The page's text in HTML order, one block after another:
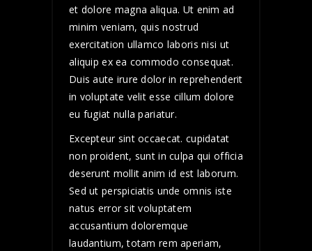
et dolore magna aliqua. Ut enim ad
minim veniam, quis nostrud
exercitation ullamco laboris nisi ut
aliquip ex ea commodo consequat.
Duis aute irure dolor in reprehenderit
in voluptate velit esse cillum dolore
eu fugiat nulla pariatur.
Excepteur sint occaecat. cupidatat
non proident, sunt in culpa qui officia
deserunt mollit anim id est laborum.
Sed ut perspiciatis unde omnis iste
natus error sit voluptatem
accusantium doloremque
laudantium, totam rem aperiam,